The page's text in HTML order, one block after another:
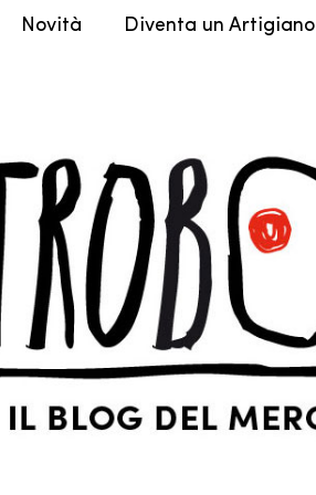
Novità Diventa un Artigiano